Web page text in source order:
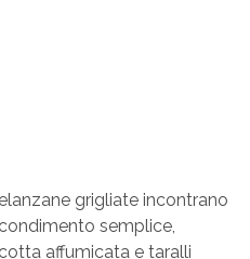
grigliate incontrano
semplice,
affumicata e taralli